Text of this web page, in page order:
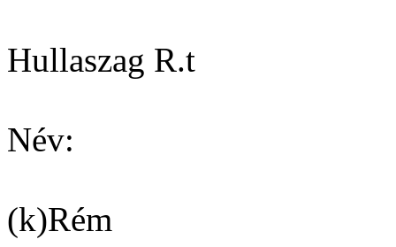
Hullaszag R.t
Név:
(k)Rém